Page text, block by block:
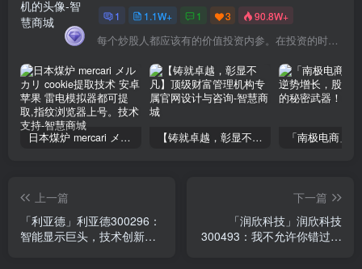
1 1.1W+ 1 3 90.8W+
每个炒股人都应该有的价值投资内参。在投资的时候，我们把自己看成是企业分析师——而不是市场分析师，也不是宏观经济分析师，更不是证券分析师。
日本煤炉 mercari メルカリ cookie提取技术 安卓 苹果 雷电模拟器都可提取,指纹浏览器上号。技术支持 【铸就卓越，彰显不凡】顶级财富管理机构专属官网设计与咨询
上一篇
「利亚德」利亚德300296：
智能显示巨头，技术创新引
下一篇
「润欣科技」润欣科技
300493：我不允许你错过这